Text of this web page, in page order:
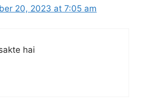
20, 2023 at 7:05 am
hai